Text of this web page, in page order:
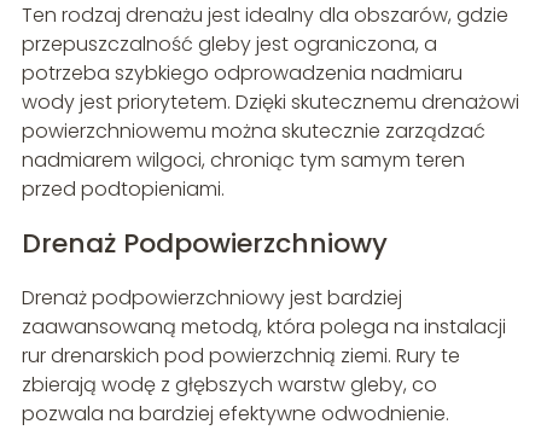
Ten rodzaj drenażu jest idealny dla obszarów, gdzie
przepuszczalność gleby jest ograniczona, a
potrzeba szybkiego odprowadzenia nadmiaru
wody jest priorytetem. Dzięki skutecznemu drenażowi
powierzchniowemu można skutecznie zarządzać
nadmiarem wilgoci, chroniąc tym samym teren
przed podtopieniami.
Drenaż Podpowierzchniowy
Drenaż podpowierzchniowy jest bardziej
zaawansowaną metodą, która polega na instalacji
rur drenarskich pod powierzchnią ziemi. Rury te
zbierają wodę z głębszych warstw gleby, co
pozwala na bardziej efektywne odwodnienie.